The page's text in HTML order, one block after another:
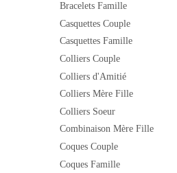
Bracelets Famille
Casquettes Couple
Casquettes Famille
Colliers Couple
Colliers d'Amitié
Colliers Mère Fille
Colliers Soeur
Combinaison Mère Fille
Coques Couple
Coques Famille